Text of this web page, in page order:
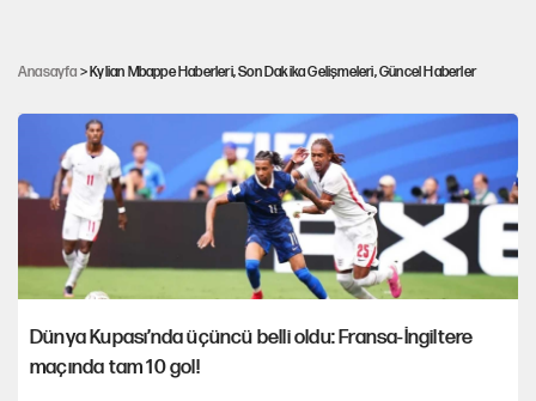
Anasayfa > Kylian Mbappe Haberleri, Son Dakika Gelişmeleri, Güncel Haberler
Lionel Messi’yi geride bıraktı
Dünya Kupası’nda üçüncü belli oldu: Fransa-İngiltere
maçında tam 10 gol!